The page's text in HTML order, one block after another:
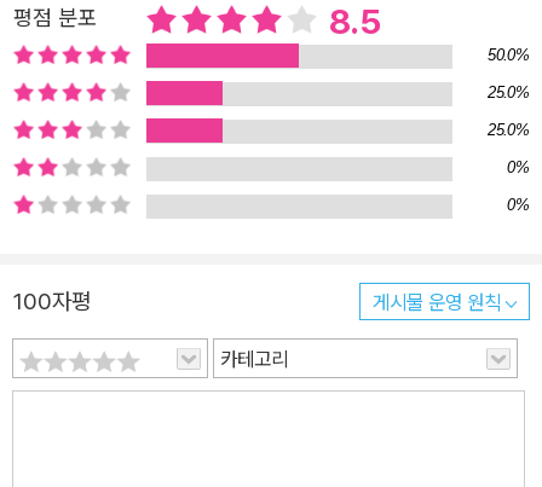
평점 분포 8.5
50.0%
25.0%
25.0%
0%
0%
100자평 게시물 운영 원칙
카테고리